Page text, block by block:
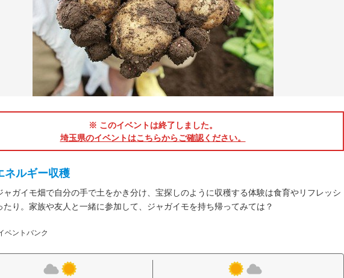
※ このイベントは終了しました。
埼玉県のイベントはこちらからご確認ください。
ネルギー収穫
ャガイモ畑で自分の手で土をかき分け、宝探しのように収穫する体験は食育やリフレッシ
たり。家族や友人と一緒に参加して、ジャガイモを持ち帰ってみては？
ベントバンク